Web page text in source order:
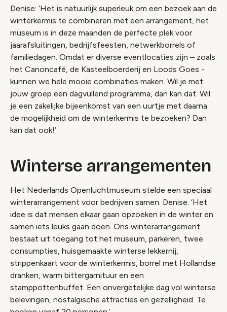
Denise: ‘Het is natuurlijk superleuk om een bezoek aan de
winterkermis te combineren met een arrangement, het
museum is in deze maanden de perfecte plek voor
jaarafsluitingen, bedrijfsfeesten, netwerkborrels of
familiedagen. Omdat er diverse eventlocaties zijn – zoals
het Canoncafé, de Kasteelboerderij en Loods Goes -
kunnen we hele mooie combinaties maken. Wil je met
jouw groep een dagvullend programma, dan kan dat. Wil
je een zakelijke bijeenkomst van een uurtje met daarna
de mogelijkheid om de winterkermis te bezoeken? Dan
kan dat ook!’
Winterse arrangementen
Het Nederlands Openluchtmuseum stelde een speciaal
winterarrangement voor bedrijven samen. Denise: ‘Het
idee is dat mensen elkaar gaan opzoeken in de winter en
samen iets leuks gaan doen. Ons winterarrangement
bestaat uit toegang tot het museum, parkeren, twee
consumpties, huisgemaakte winterse lekkernij,
strippenkaart voor de winterkermis, borrel met Hollandse
dranken, warm bittergarnituur en een
stamppottenbuffet. Een onvergetelijke dag vol winterse
belevingen, nostalgische attracties en gezelligheid. Te